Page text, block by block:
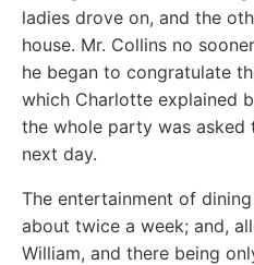
ladies drove on, and the
house. Mr. Collins no
he began to congratulate
which Charlotte explained
the whole party was asked
next day.
The entertainment of
about twice a week; and,
William, and there being